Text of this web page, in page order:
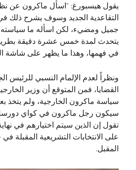
يقول هيسبورغ: “اسأل ماكرون عن
التقاعدية الجديد وسوف يشرح
جميل ومضيء، لكن اسأله ما
يتحدث لمدة خمس عشرة دقيقة
في فهمها، وهذا ما يظهر على شاشة
ونظراً لعدم الإلمام النسبي للرئيس
القضايا، فمن المتوقع أن وزير
سياسة ماكرون الخارجية، ولم يتخذ
سيكون رجل ماكرون في كواي
تقول إن الذين سيتم اختيارهم في
على الانتخابات التشريعية المقبلة
المقبل.